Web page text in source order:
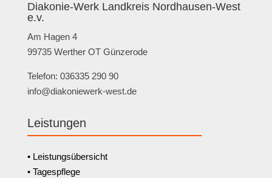
Diakonie-Werk Landkreis Nordhausen-West
e.v.
Am Hagen 4
99735 Werther OT Günzerode
Telefon: 036335 290 90
info@diakoniewerk-west.de
Leistungen
• Leistungsübersicht
• Tagespflege